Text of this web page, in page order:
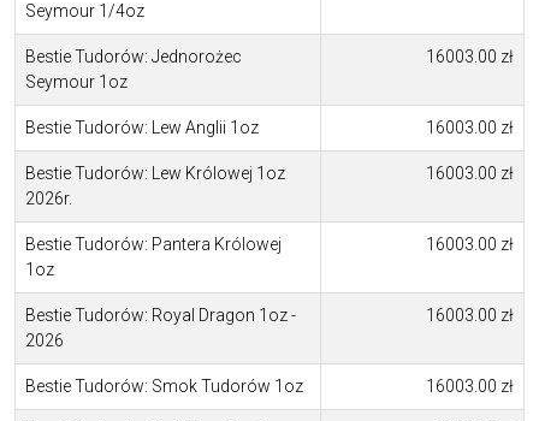
Seymour 1/4oz
Bestie Tudorów: Jednorożec
Seymour 1oz
16003.00 zł
Bestie Tudorów: Lew Anglii 1oz 16003.00 zł
Bestie Tudorów: Lew Królowej 1oz
2026r.
16003.00 zł
Bestie Tudorów: Pantera Królowej
1oz
16003.00 zł
Bestie Tudorów: Royal Dragon 1oz -
2026
16003.00 zł
Bestie Tudorów: Smok Tudorów 1oz 16003.00 zł